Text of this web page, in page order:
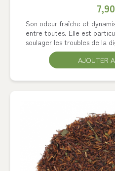
Son odeur fraîche et
entre toutes. Elle est
soulager les troubles de la
AJOUTER